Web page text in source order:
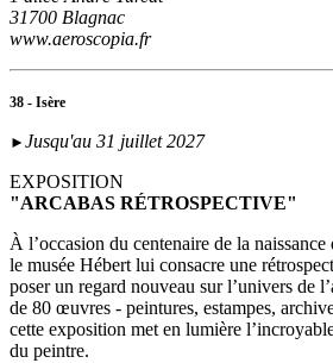
31700 Blagnac
www.aeroscopia.fr
38 - Isère
► Jusqu'au 31 juillet 2027
EXPOSITION
"ARCABAS RÉTROSPECTIVE"
À l’occasion du centenaire de la
le musée Hébert lui consacre une
poser un regard nouveau sur l’univers de
de 80 œuvres - peintures, estampes,
cette exposition met en lumière
du peintre.